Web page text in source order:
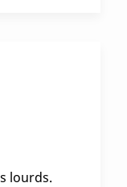
lourds.